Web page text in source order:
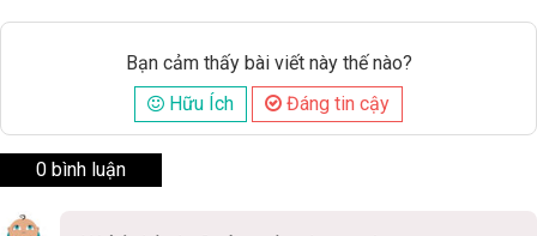
Bạn cảm thấy bài viết này thế nào?
Hữu Ích
Đáng tin cậy
0 bình luận